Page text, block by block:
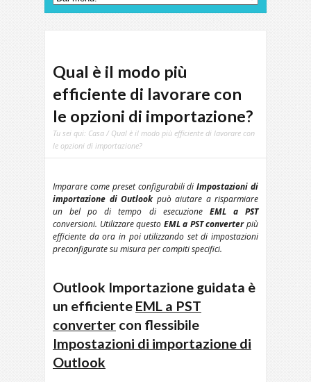
Qual è il modo più
efficiente di lavorare con
le opzioni di importazione?
Tu sei qui: Casa / Qual è il modo più efficiente di lavorare con
le opzioni di importazione?
Imparare come preset configurabili diImpostazioni di
importazione di Outlook può aiutare a risparmiare
un bel po di tempo di esecuzione EML a PST
conversioni. Utilizzare questo EML a PST converterpiù
efficiente da ora in poi utilizzando set di impostazioni
preconfigurate su misura per compiti specifici.
Outlook Importazione guidata è
un efficiente EML a PST
converter con flessibile
Impostazioni di importazione di
Outlook